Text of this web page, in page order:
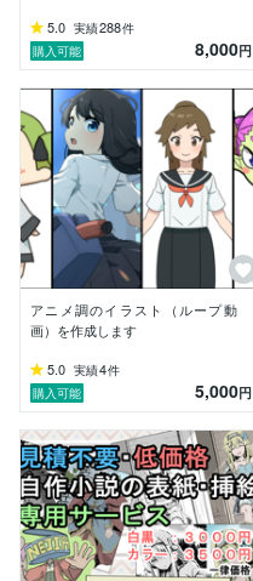
5.0 実績288件
購入可能
8,000円
アニメ調のイラスト（ループ動
画）を作成します
5.0 実績4件
購入可能
5,000円